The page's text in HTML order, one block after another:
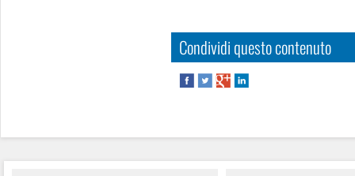
Condividi questo contenuto